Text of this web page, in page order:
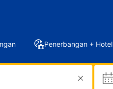
Penerbangan + Hotel